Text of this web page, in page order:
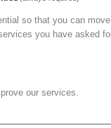
so that you can
you have asked
our services.